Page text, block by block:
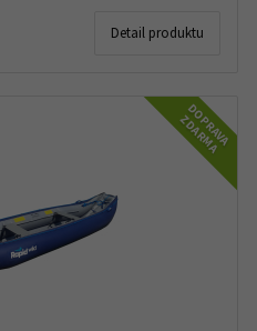
Detail produktu
DOPRAVA
ZDARMA